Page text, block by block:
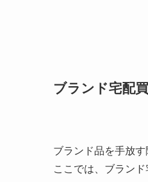
ブランド宅配
ブランド品を手放
ここでは、ブラン